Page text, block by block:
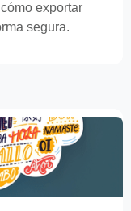
exportar
segura.